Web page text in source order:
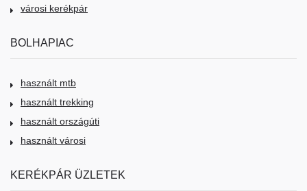
városi kerékpár
BOLHAPIAC
használt mtb
használt trekking
használt országúti
használt városi
KERÉKPÁR ÜZLETEK